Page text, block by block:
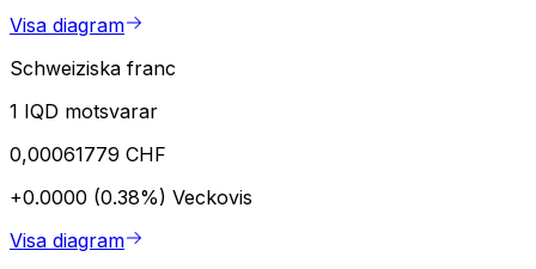
Visa diagram
Schweiziska franc
1 IQD motsvarar
0,00061779 CHF
+0.0000 (0.38%) Veckovis
Visa diagram